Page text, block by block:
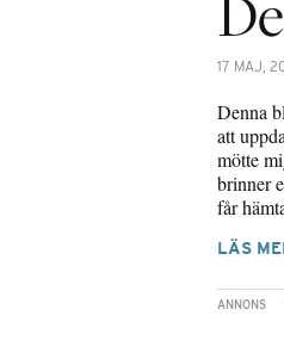
17 MAJ,
Denna
att
mötte
brinner
får
LÄS